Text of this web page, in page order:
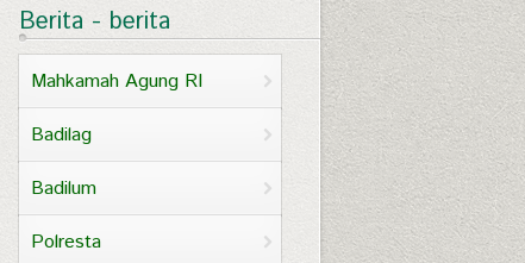
Berita - berita
Mahkamah Agung RI
Badilag
Badilum
Polresta